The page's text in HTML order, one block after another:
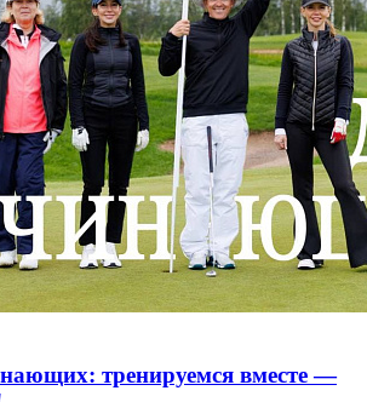
тренируемся вместе —